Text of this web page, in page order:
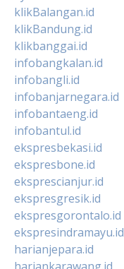
klikBalangan.id
klikBandung.id
klikbanggai.id
infobangkalan.id
infobangli.id
infobanjarnegara.id
infobantaeng.id
infobantul.id
ekspresbekasi.id
ekspresbone.id
eksprescianjur.id
ekspresgresik.id
ekspresgorontalo.id
ekspresindramayu.id
harianjepara.id
hariankarawang.id